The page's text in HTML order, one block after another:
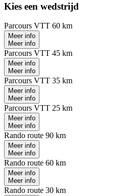
Kies een wedstrijd
Parcours VTT 60 km
Meer info
Meer info
Parcours VTT 45 km
Meer info
Meer info
Parcours VTT 35 km
Meer info
Meer info
Parcours VTT 25 km
Meer info
Meer info
Rando route 90 km
Meer info
Meer info
Rando route 60 km
Meer info
Meer info
Rando route 30 km